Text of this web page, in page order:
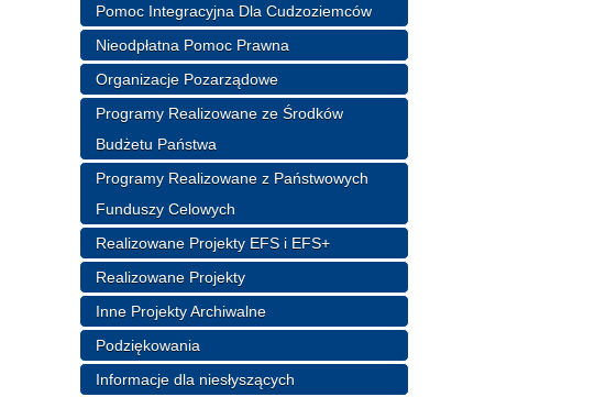
Pomoc Integracyjna Dla Cudzoziemców
Nieodpłatna Pomoc Prawna
Organizacje Pozarządowe
Programy Realizowane ze Środków
Budżetu Państwa
Programy Realizowane z Państwowych
Funduszy Celowych
Realizowane Projekty EFS i EFS+
Realizowane Projekty
Inne Projekty Archiwalne
Podziękowania
Informacje dla niesłyszących